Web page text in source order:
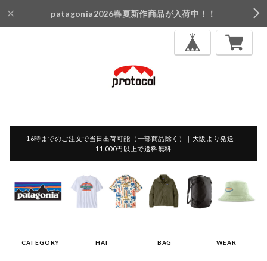
patagonia2026春夏新作商品が入荷中！！
16時までのご注文で当日出荷可能（一部商品除く）｜大阪より発送｜
11,000円以上で送料無料
CATEGORY HAT BAG WEAR